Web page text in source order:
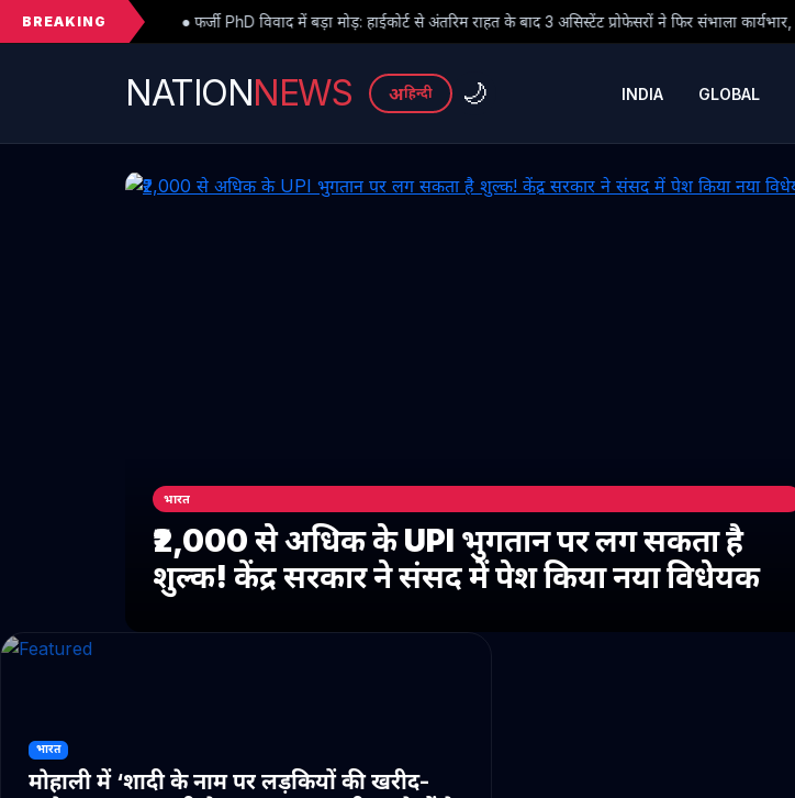
BREAKING
● फर्जी PhD विवाद में बड़ा मोड़: हाईकोर्ट से अंतरिम राहत के बाद 3 असिस्टेंट प्रोफेसरों ने फिर संभाला कार्यभार, 3 अगस्त को होगी अगली सुनवाई
NATIONNEWS अहिन्दी 🌙 INDIA GLOBAL
भारत
₹2,000 से अधिक के UPI भुगतान पर लग सकता है
शुल्क! केंद्र सरकार ने संसद में पेश किया नया विधेयक
भारत
मोहाली में ‘शादी के नाम पर लड़कियों की खरीद-